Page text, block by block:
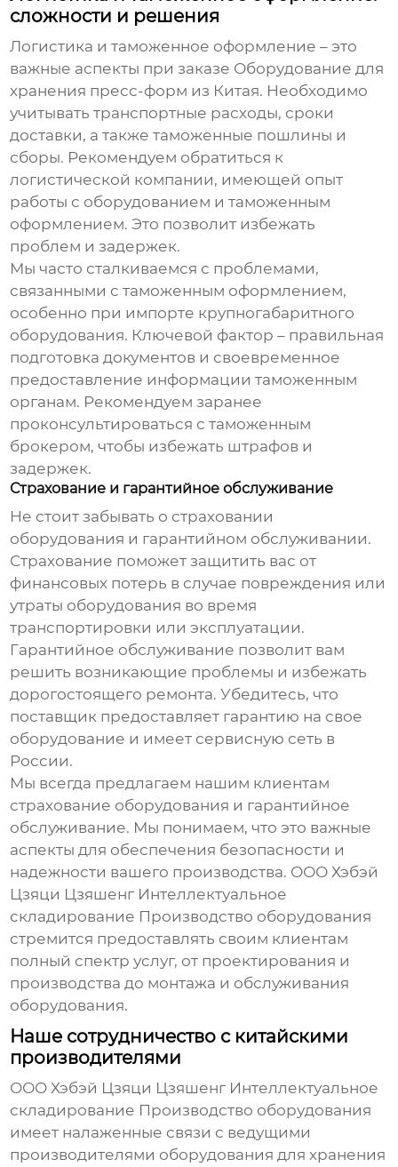
сложности и решения
Логистика и таможенное оформление – это
важные аспекты при заказе Оборудование для
хранения пресс-форм из Китая. Необходимо
учитывать транспортные расходы, сроки
доставки, а также таможенные пошлины и
сборы. Рекомендуем обратиться к
логистической компании, имеющей опыт
работы с оборудованием и таможенным
оформлением. Это позволит избежать
проблем и задержек.
Мы часто сталкиваемся с проблемами,
связанными с таможенным оформлением,
особенно при импорте крупногабаритного
оборудования. Ключевой фактор – правильная
подготовка документов и своевременное
предоставление информации таможенным
органам. Рекомендуем заранее
проконсультироваться с таможенным
брокером, чтобы избежать штрафов и
задержек.
Страхование и гарантийное обслуживание
Не стоит забывать о страховании
оборудования и гарантийном обслуживании.
Страхование поможет защитить вас от
финансовых потерь в случае повреждения или
утраты оборудования во время
транспортировки или эксплуатации.
Гарантийное обслуживание позволит вам
решить возникающие проблемы и избежать
дорогостоящего ремонта. Убедитесь, что
поставщик предоставляет гарантию на свое
оборудование и имеет сервисную сеть в
России.
Мы всегда предлагаем нашим клиентам
страхование оборудования и гарантийное
обслуживание. Мы понимаем, что это важные
аспекты для обеспечения безопасности и
надежности вашего производства. ООО Хэбэй
Цзяци Цзяшенг Интеллектуальное
складирование Производство оборудования
стремится предоставлять своим клиентам
полный спектр услуг, от проектирования и
производства до монтажа и обслуживания
оборудования.
Наше сотрудничество с китайскими
производителями
ООО Хэбэй Цзяци Цзяшенг Интеллектуальное
складирование Производство оборудования
имеет налаженные связи с ведущими
производителями оборудования для хранения